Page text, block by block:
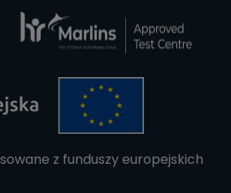
z funduszy europejskich